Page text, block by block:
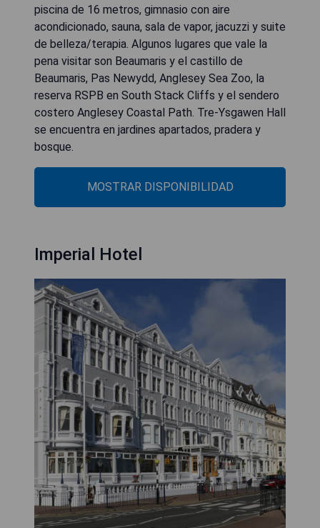
piscina de 16 metros, gimnasio con aire
acondicionado, sauna, sala de vapor, jacuzzi y suite
de belleza/terapia. Algunos lugares que vale la
pena visitar son Beaumaris y el castillo de
Beaumaris, Pas Newydd, Anglesey Sea Zoo, la
reserva RSPB en South Stack Cliffs y el sendero
costero Anglesey Coastal Path. Tre-Ysgawen Hall
se encuentra en jardines apartados, pradera y
bosque.
MOSTRAR DISPONIBILIDAD
Imperial Hotel